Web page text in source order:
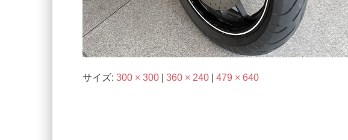
サイズ: 300 × 300 360 × 240 479 × 640